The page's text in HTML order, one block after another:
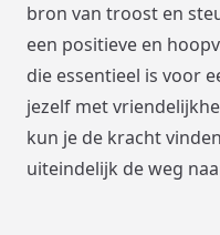
bron van troost en
een positieve en
die essentieel is voor
jezelf met
kun je de kracht
uiteindelijk de weg